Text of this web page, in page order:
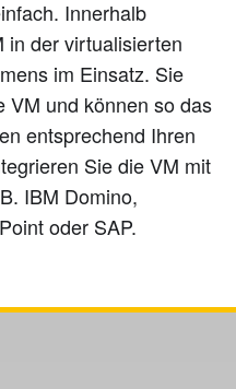
Innerhalb
in der virtualisierten
im Einsatz. Sie
VM und können so das
entsprechend Ihren
Sie die VM mit
IBM Domino,
oder SAP.